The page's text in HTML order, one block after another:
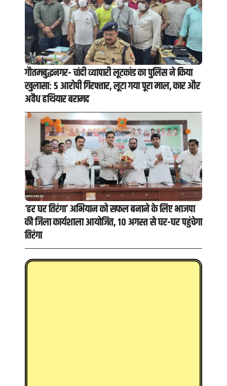
गौतमबुद्धनगर- चांदी व्यापारी लूटकांड का पुलिस ने किया
खुलासा: 5 आरोपी गिरफ्तार, लूटा गया पूरा माल, कार और
अवैध हथियार बरामद
‘हर घर तिरंगा’ अभियान को सफल बनाने के लिए भाजपा
की जिला कार्यशाला आयोजित, 10 अगस्त से घर-घर पहुंचेगा
तिरंगा